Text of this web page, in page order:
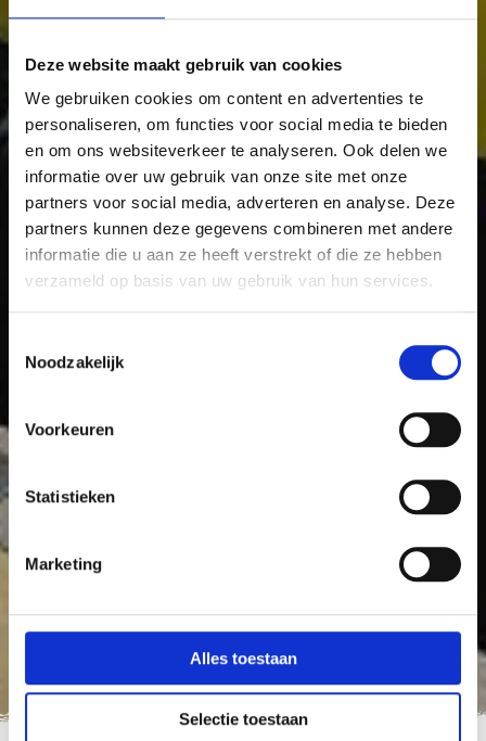
Deze website maakt gebruik van cookies
We gebruiken cookies om content en advertenties te
personaliseren, om functies voor social media te bieden
en om ons websiteverkeer te analyseren. Ook delen we
informatie over uw gebruik van onze site met onze
partners voor social media, adverteren en analyse. Deze
partners kunnen deze gegevens combineren met andere
informatie die u aan ze heeft verstrekt of die ze hebben
verzameld op basis van uw gebruik van hun services.
Noodzakelijk
Voorkeuren
Statistieken
Marketing
Alles toestaan
Selectie toestaan